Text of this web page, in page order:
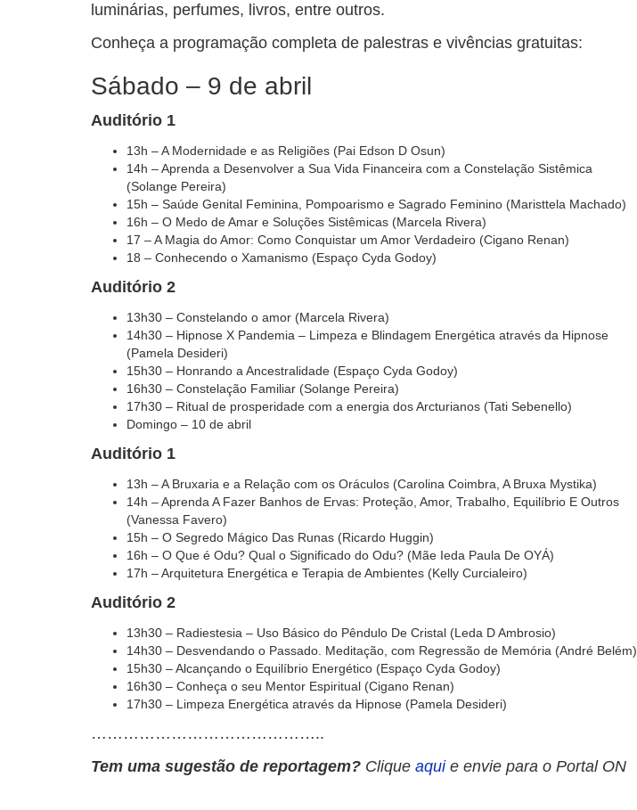
luminárias, perfumes, livros, entre outros.
Conheça a programação completa de palestras e vivências gratuitas:
Sábado – 9 de abril
Auditório 1
13h – A Modernidade e as Religiões (Pai Edson D Osun)
14h – Aprenda a Desenvolver a Sua Vida Financeira com a Constelação Sistêmica
(Solange Pereira)
15h – Saúde Genital Feminina, Pompoarismo e Sagrado Feminino (Maristtela Machado)
16h – O Medo de Amar e Soluções Sistêmicas (Marcela Rivera)
17 – A Magia do Amor: Como Conquistar um Amor Verdadeiro (Cigano Renan)
18 – Conhecendo o Xamanismo (Espaço Cyda Godoy)
Auditório 2
13h30 – Constelando o amor (Marcela Rivera)
14h30 – Hipnose X Pandemia – Limpeza e Blindagem Energética através da Hipnose
(Pamela Desideri)
15h30 – Honrando a Ancestralidade (Espaço Cyda Godoy)
16h30 – Constelação Familiar (Solange Pereira)
17h30 – Ritual de prosperidade com a energia dos Arcturianos (Tati Sebenello)
Domingo – 10 de abril
Auditório 1
13h – A Bruxaria e a Relação com os Oráculos (Carolina Coimbra, A Bruxa Mystika)
14h – Aprenda A Fazer Banhos de Ervas: Proteção, Amor, Trabalho, Equilíbrio E Outros
(Vanessa Favero)
15h – O Segredo Mágico Das Runas (Ricardo Huggin)
16h – O Que é Odu? Qual o Significado do Odu? (Mãe Ieda Paula De OYÁ)
17h – Arquitetura Energética e Terapia de Ambientes (Kelly Curcialeiro)
Auditório 2
13h30 – Radiestesia – Uso Básico do Pêndulo De Cristal (Leda D Ambrosio)
14h30 – Desvendando o Passado. Meditação, com Regressão de Memória (André Belém)
15h30 – Alcançando o Equilíbrio Energético (Espaço Cyda Godoy)
16h30 – Conheça o seu Mentor Espiritual (Cigano Renan)
17h30 – Limpeza Energética através da Hipnose (Pamela Desideri)
……………………………………..
Tem uma sugestão de reportagem? Clique aqui e envie para o Portal ON